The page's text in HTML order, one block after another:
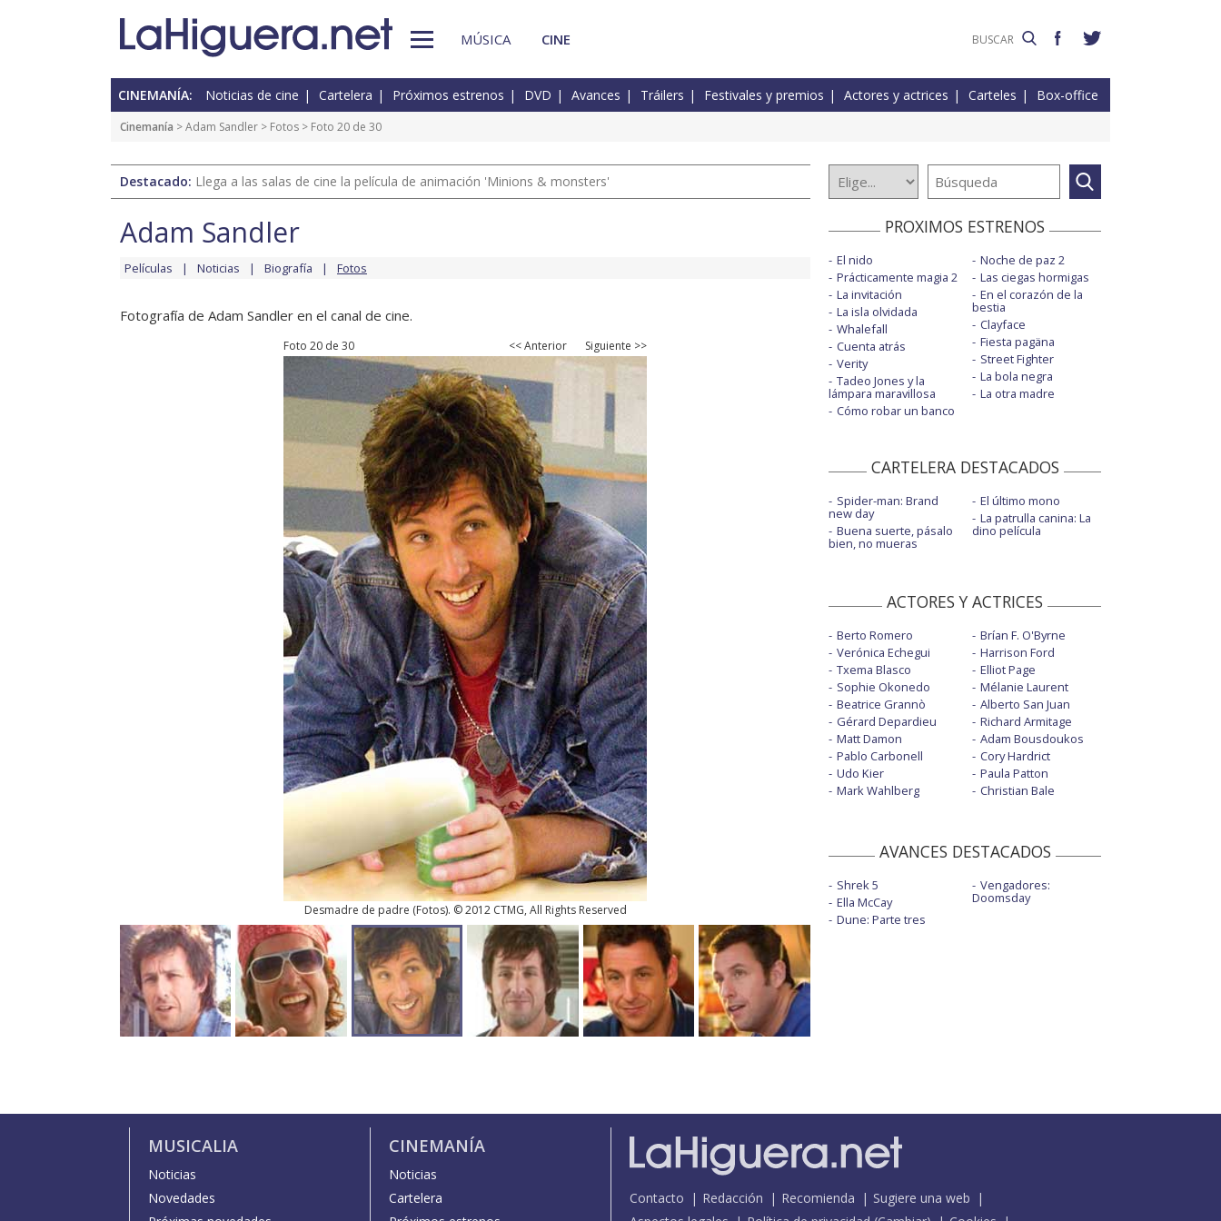
MÚSICA CINE
CINEMANÍA: Noticias de cine Cartelera Próximos estrenos DVD Avances Tráilers Festivales y premios Actores y actrices Carteles Box-office
Cinemanía >Adam Sandler > Fotos > Foto 20 de 30
Destacado: Llega a las salas de cine la película de animación 'Minions & monsters'
Adam Sandler
Películas Noticias Biografía Fotos
Fotografía de Adam Sandler en el canal de cine.
Foto 20 de 30 << Anterior Siguiente >>
Desmadre de padre (Fotos). © 2012 CTMG, All Rights Reserved
PROXIMOS ESTRENOS
El nido
Prácticamente magia 2
La invitación
La isla olvidada
Whalefall
Cuenta atrás
Verity
Tadeo Jones y la
lámpara maravillosa
Cómo robar un banco
Noche de paz 2
Las ciegas hormigas
En el corazón de la
bestia
Clayface
Fiesta pagäna
Street Fighter
La bola negra
La otra madre
CARTELERA DESTACADOS
Spider-man: Brand
new day
Buena suerte, pásalo
bien, no mueras
El último mono
La patrulla canina: La
dino película
ACTORES Y ACTRICES
Berto Romero
Verónica Echegui
Txema Blasco
Sophie Okonedo
Beatrice Grannò
Gérard Depardieu
Matt Damon
Pablo Carbonell
Udo Kier
Mark Wahlberg
Brían F. O'Byrne
Harrison Ford
Elliot Page
Mélanie Laurent
Alberto San Juan
Richard Armitage
Adam Bousdoukos
Cory Hardrict
Paula Patton
Christian Bale
AVANCES DESTACADOS
Shrek 5
Ella McCay
Dune: Parte tres
Vengadores:
Doomsday
MUSICALIA
Noticias
Novedades
CINEMANÍA
Noticias
Cartelera
Contacto Redacción Recomienda
Sugiere una web